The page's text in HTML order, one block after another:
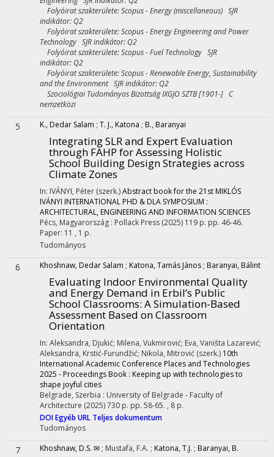
Folyóirat szakterülete: Scopus - Energy (miscellaneous) SJR
indikátor: Q2
Folyóirat szakterülete: Scopus - Energy Engineering and Power
Technology SJR indikátor: Q2
Folyóirat szakterülete: Scopus - Fuel Technology SJR
indikátor: Q2
Folyóirat szakterülete: Scopus - Renewable Energy, Sustainability
and the Environment SJR indikátor: Q2
Szociológiai Tudományos Bizottság IXGJO SZTB [1901-] C
nemzetközi
5 K., Dedar Salam ; T. J., Katona ; B., Baranyai
Integrating SLR and Expert Evaluation
through FAHP for Assessing Holistic
School Building Design Strategies across
Climate Zones
In: IVÁNYI, Péter (szerk.)Abstract book for the 21st MIKLÓS
IVÁNYI INTERNATIONAL PHD & DLA SYMPOSIUM :
ARCHITECTURAL, ENGINEERING AND INFORMATION SCIENCES
Pécs, Magyarország : Pollack Press (2025) 119 p. pp. 46-46.
Paper: 11 , 1 p.
Tudományos
6 Khoshnaw, Dedar Salam ; Katona, Tamás János ; Baranyai, Bálint
Evaluating Indoor Environmental Quality
and Energy Demand in Erbil’s Public
School Classrooms: A Simulation-Based
Assessment Based on Classroom
Orientation
In: Aleksandra, Djukić; Milena, Vukmirović; Eva, Vaništa Lazarević;
Aleksandra, Krstić-Furundžić; Nikola, Mitrović (szerk.) 10th
International Academic Conference Places and Technologies
2025 - Proceedings Book : Keeping up with technologies to
shape joyful cities
Belgrade, Szerbia : University of Belgrade - Faculty of
Architecture (2025)730 p. pp. 58-65. , 8 p.
DOIEgyéb URL Teljes dokumentum
Tudományos
7 Khoshnaw, D.S. ✉ ; Mustafa, F.A. ; Katona, T.J. ; Baranyai, B.